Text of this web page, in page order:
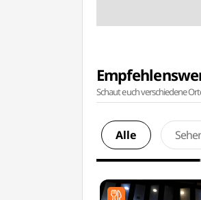
Schaut euch verschiedene
Alle